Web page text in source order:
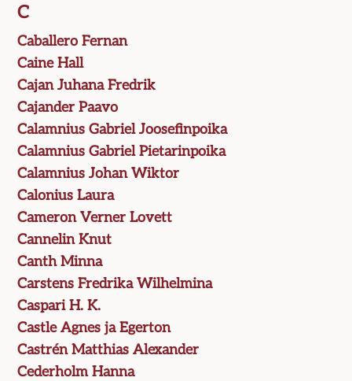
C
Caballero Fernan
Caine Hall
Cajan Juhana Fredrik
Cajander Paavo
Calamnius Gabriel Joosefinpoika
Calamnius Gabriel Pietarinpoika
Calamnius Johan Wiktor
Calonius Laura
Cameron Verner Lovett
Cannelin Knut
Canth Minna
Carstens Fredrika Wilhelmina
Caspari H. K.
Castle Agnes ja Egerton
Castrén Matthias Alexander
Cederholm Hanna